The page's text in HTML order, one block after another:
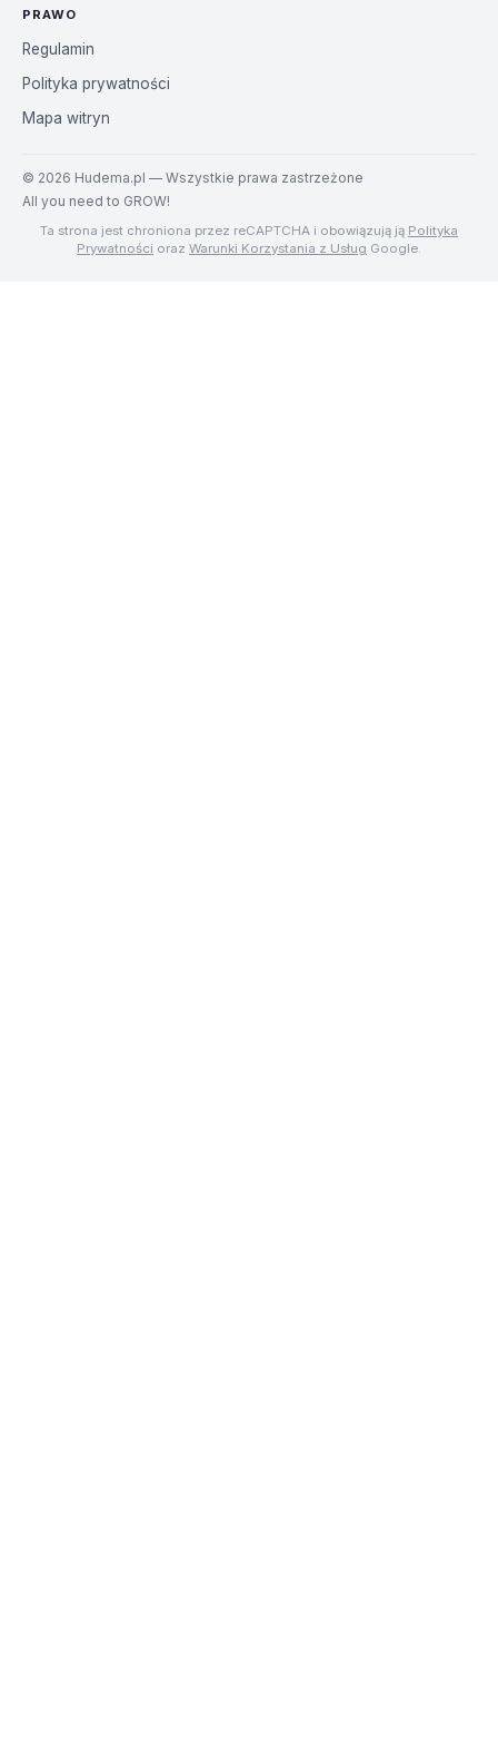
PRAWO
Regulamin
Polityka prywatności
Mapa witryn
© 2026 Hudema.pl — Wszystkie prawa zastrzeżone
All you need to GROW!
Ta strona jest chroniona przez reCAPTCHA i obowiązują ją Polityka
Prywatności oraz Warunki Korzystania z Usług Google.